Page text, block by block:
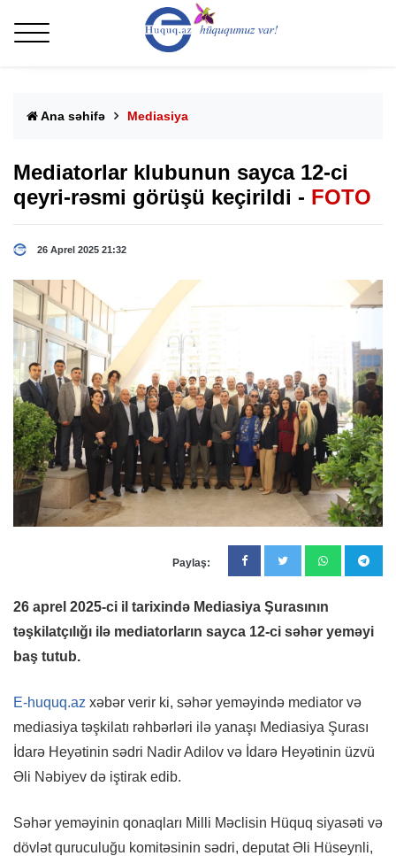
Ana səhifə Mediasiya
Mediatorlar klubunun sayca 12-ci
qeyri-rəsmi görüşü keçirildi - FOTO
26 Aprel 2025 21:32
Paylaş:
26 aprel 2025-ci il tarixində Mediasiya Şurasının
təşkilatçılığı ilə mediatorların sayca 12-ci səhər yeməyi
baş tutub.
E-huquq.az xəbər verir ki, səhər yeməyində mediator və
mediasiya təşkilatı rəhbərləri ilə yanaşı Mediasiya Şurası
İdarə Heyətinin sədri Nadir Adilov və İdarə Heyətinin üzvü
Əli Nəbiyev də iştirak edib.
Səhər yeməyinin qonaqları Milli Məclisin Hüquq siyasəti və
dövlət quruculuğu komitəsinin sədri, deputat Əli Hüseynli,